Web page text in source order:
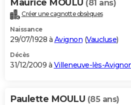
Maurice MOULU (81 ans)
Créer une cagnotte obsèques
Naissance
29/07/1928 à Avignon (Vaucluse)
Décès
31/12/2009 à Villeneuve-lès-
Paulette MOULU (85 ans)